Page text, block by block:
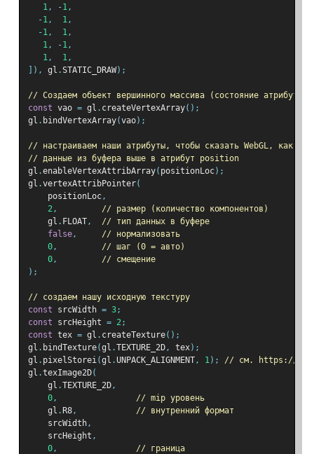
1, -1,
-1, 1,
-1, 1,
1, -1,
1, 1,
]),
gl .STATIC_DRAW);
// Создаем объект вершинного массива (состояние атрибутов)
const vao = gl . createVertexArray();
gl . bindVertexArray(vao);
// настраиваем наши атрибуты, чтобы сказать WebGL, как
// данные из буфера выше в атрибут position
gl .enableVertexAttribArray( positionLoc);
gl .vertexAttribPointer(
    positionLoc
,
2,
// размер (количество компонентов)
    gl
. FLOAT,
// тип данных в буфере
false,
// нормализовать
0,
// шаг (0 = авто)
0,
// смещение
);
// создаем нашу исходную текстуру
const srcWidth = 3;
const srcHeight = 2;
const tex = gl . createTexture();
gl . bindTexture(gl .TEXTURE_2D, tex);
gl . pixelStorei(gl .UNPACK_ALIGNMENT, 1);
// см. https://
gl .texImage2D(
    gl
.TEXTURE_2D,
0,
// mip уровень
    gl
. R8,
// внутренний формат
    srcWidth
,
    srcHeight
,
0,
// граница